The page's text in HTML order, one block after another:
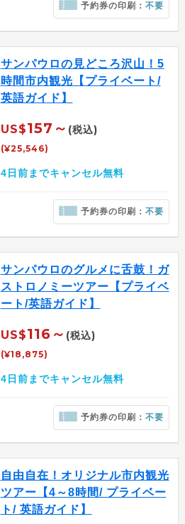
予約券の印刷：不要
サンパウロの見どころ沢山！5
時間市内観光【プライベート/
英語ガイド】
US$157～ (税込)
(¥25,546)
4日前までキャンセル無料
予約券の印刷：不要
サンパウロのグルメに舌鼓！ガ
ストロノミーツアー【プライベ
ート/英語ガイド】
US$116～ (税込)
(¥18,875)
4日前までキャンセル無料
予約券の印刷：不要
自由自在！オリジナル市内観光
ツアー【4～8時間/ プライベー
ト/ 英語ガイド】